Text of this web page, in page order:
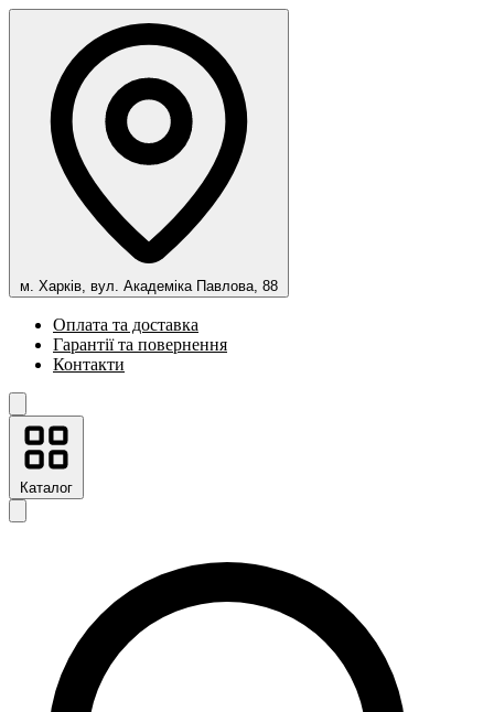
м. Харків, вул. Академіка Павлова, 88
Оплата та доставка
Гарантії та повернення
Контакти
Каталог